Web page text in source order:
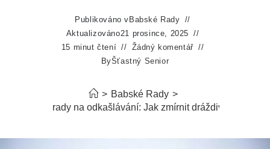
Publikováno v Babské Rady
Aktualizováno21 prosince, 2025
15 minut čtení
Žádný komentář
ByŠťastný Senior
> Babské Rady >
Babské rady na odkašlávání: Jak zmírnit dráždivý kašel